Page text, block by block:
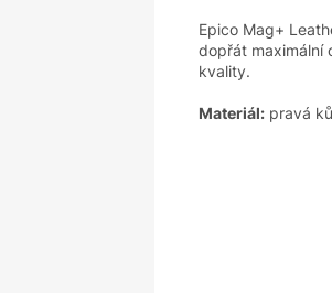
Epico Mag+
dopřát maximální
kvality.
Materiál: pravá